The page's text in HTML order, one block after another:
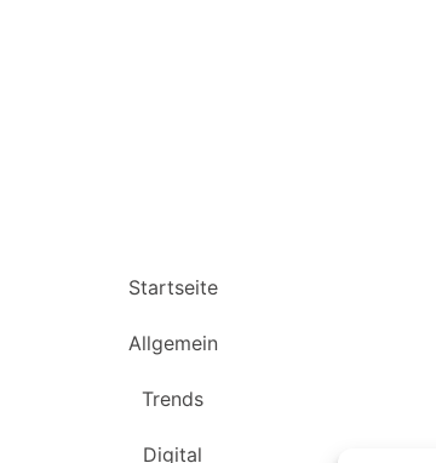
Startseite
Allgemein
Trends
Digital